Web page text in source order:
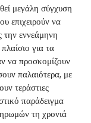
μεγάλη σύγχυση
επιχειρούν να
την εννεάμηνη
για τα
να προσκομίζουν
παλαιότερα, με
τεράστιες
παράδειγμα
τη χρονιά